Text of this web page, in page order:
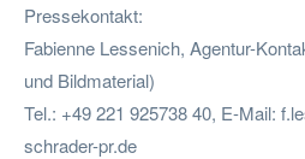
Pressekontakt:
Fabienne Lessenich, Agentur-
und Bildmaterial)
Tel.: +49 221 925738 40, E-Mail:
schrader-pr.de